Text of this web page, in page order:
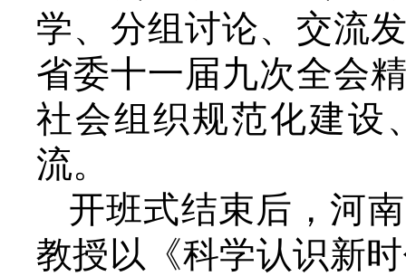
学、分组讨论、交流
省委十一届九次全会
社会组织规范化建设
流。
开班式结束后，河
教授以《科学认识新